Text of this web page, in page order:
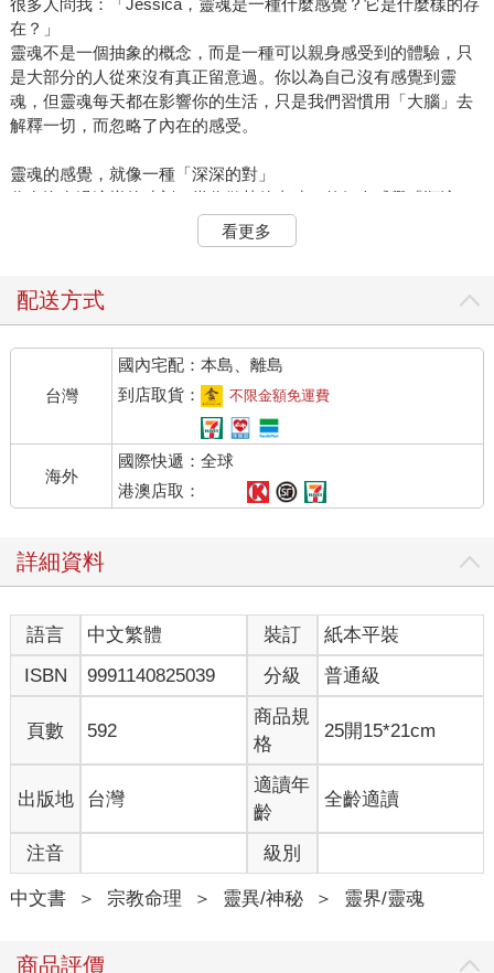
很多人問我：「Jessica，靈魂是一種什麼感覺？它是什麼樣的存
在？」
靈魂不是一個抽象的概念，而是一種可以親身感受到的體驗，只
是大部分的人從來沒有真正留意過。你以為自己沒有感覺到靈
魂，但靈魂每天都在影響你的生活，只是我們習慣用「大腦」去
解釋一切，而忽略了內在的感受。
靈魂的感覺，就像一種「深深的對」
你有沒有過這樣的時刻，當你做某件事時，整個人感覺「順流」
且輕盈，好像所有事情都剛剛好，沒有任何阻礙。
當你遇見某個人，心裡突然湧起「我們好像認識很久了」的熟悉
當你去到某個地方，內心升起「我以前來過」的感覺，但理智告
這些時刻，並不是「偶然」，而是你的靈魂在發出訊息。這是一
種來自內在的「深深的對」，沒有理由，卻無比真實。當你體驗
到這種感覺時，表示你正在對齊你的靈魂，你正走在靈魂真正想
靈魂的感覺，像是「內心的寧靜與確定」
你是否曾經在面對人生重大決定時，大腦充滿了各種分析、比
較、恐懼的聲音，但內心卻有「寧靜的確定感」？
「我要選這條路！」即使別人都覺得你瘋了，你依然無法忽略那
股清晰的感受。
或是當你經歷生命中的低潮與困境時，表面上你可能很焦慮，但
內在某個地方卻有著「會沒事的」的深層信任感。
這就是靈魂的聲音，它不像大腦那樣喋喋不休地分析優缺點，而
是「安靜而堅定地知道」。
靈魂的感覺，像是一種「純粹的快樂與滿足」
你有沒有做過某些事情，讓你完全沉浸其中，時間彷彿消失，內
心感到純粹的快樂？比如說當你畫畫、寫作、彈奏音樂，或者投
入在你真正熱愛的事情時，你會進入一種「心流」狀態，完全忘
記時間。
當你望著大海、星空、山林，內心突然有「活著真好」的感動，
沒有理由、沒有條件，純粹是對存在的喜悅。
或是當你與某個人相處時，內心沒有壓力，沒有刻意討好，也不
這些時刻，就是你「活在靈魂頻率」的時候。你的靈魂不是在未
看更多
配送方式
台灣
國內宅配：本島、離島
到店取貨：
不限金額免運費
海外
國際快遞：全球
港澳店取：
詳細資料
語言 中文繁體 裝訂
紙本平裝
ISBN
9991140825039 分級 普通級
頁數 592
商品規
格
25開15*21cm
出版地 台灣
適讀年
齡
全齡適讀
注音 級別
中文書 ＞ 宗教命理 ＞ 靈異/神秘 ＞ 靈界/靈魂
商品評價